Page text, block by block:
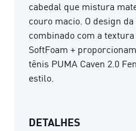
cabedal que mistura
couro macio. O design
combinado com a
SoftFoam +
tênis PUMA Caven 2.0
estilo.
DETALHES